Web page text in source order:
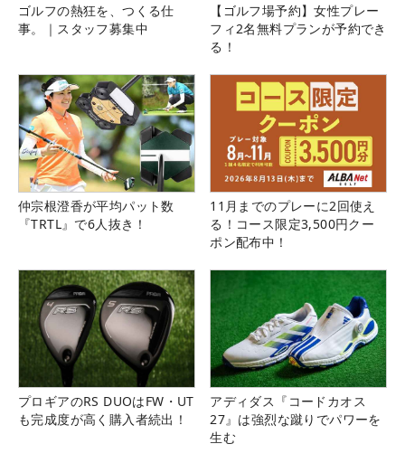
ゴルフの熱狂を、つくる仕
事。｜スタッフ募集中
【ゴルフ場予約】女性プレー
フィ2名無料プランが予約でき
る！
仲宗根澄香が平均パット数
『TRTL』で6人抜き！
11月までのプレーに2回使え
る！コース限定3,500円クー
ポン配布中！
プロギアのRS DUOはFW・UT
も完成度が高く購入者続出！
アディダス『コードカオス
27』は強烈な蹴りでパワーを
生む